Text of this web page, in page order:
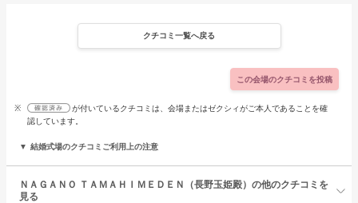
クチコミ一覧へ戻る
この会場のクチコミを投稿
※
が付いているクチコミは、会場またはゼクシィがご本人であることを確
認しています。
結婚式場のクチコミご利用上の注意
ＮＡＧＡＮＯ ＴＡＭＡＨＩＭＥＤＥＮ（長野玉姫殿）の他のクチコミを
見る